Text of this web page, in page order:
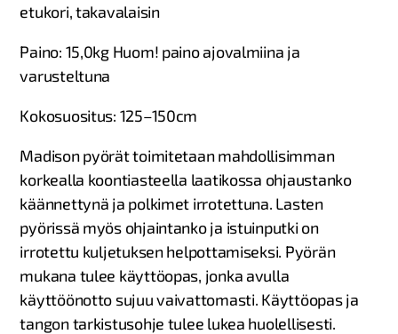
etukori, takavalaisin​
Paino: 15,0kg ​Huom! paino ajovalmiina ja
varusteltuna
Kokosuositus: 125–150cm​
Madison pyörät toimitetaan mahdollisimman
korkealla koontiasteella laatikossa ohjaustanko
käännettynä ja polkimet irrotettuna. Lasten
pyörissä myös ohjaintanko ja istuinputki on
irrotettu kuljetuksen helpottamiseksi. Pyörän
mukana tulee käyttöopas, jonka avulla
käyttöönotto sujuu vaivattomasti. Käyttöopas ja
tangon tarkistusohje tulee lukea huolellisesti.